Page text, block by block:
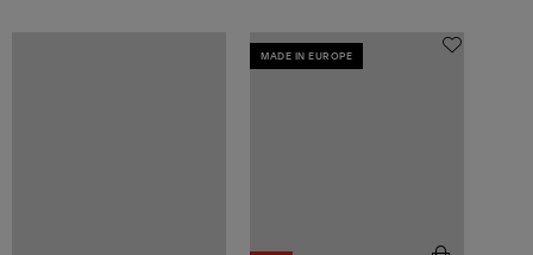
MADE IN EUROPE